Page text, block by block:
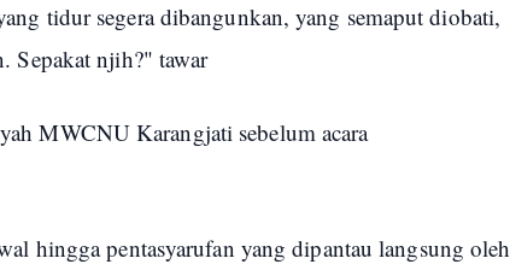
tidur segera dibangunkan, yang semaput diobati,
Sepakat njih?" tawar
MWCNU Karangjati sebelum acara
hingga pentasyarufan yang dipantau langsung oleh